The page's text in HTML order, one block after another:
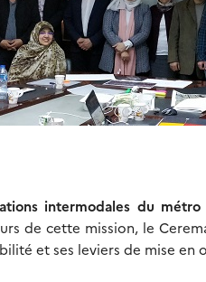
intermodales du métro
de cette mission, le
et ses leviers de mise en